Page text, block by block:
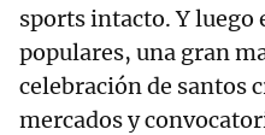
sports intacto. Y luego
populares, una gran
celebración de santos
mercados y